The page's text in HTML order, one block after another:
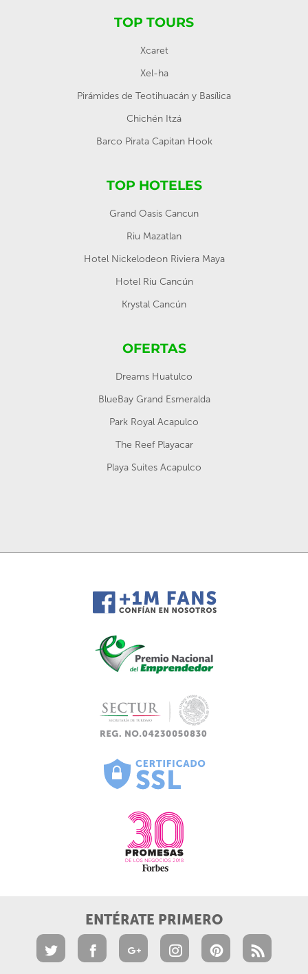
TOP TOURS
Xcaret
Xel-ha
Pirámides de Teotihuacán y Basílica
Chichén Itzá
Barco Pirata Capitan Hook
TOP HOTELES
Grand Oasis Cancun
Riu Mazatlan
Hotel Nickelodeon Riviera Maya
Hotel Riu Cancún
Krystal Cancún
OFERTAS
Dreams Huatulco
BlueBay Grand Esmeralda
Park Royal Acapulco
The Reef Playacar
Playa Suites Acapulco
ENTÉRATE PRIMERO